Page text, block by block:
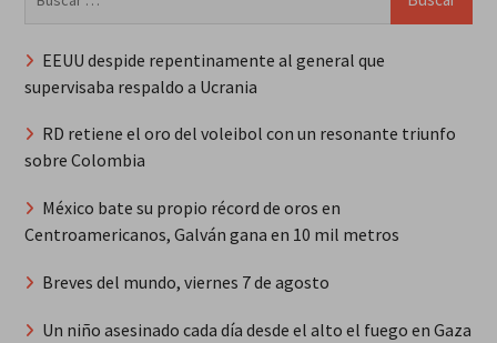
EEUU despide repentinamente al general que
supervisaba respaldo a Ucrania
RD retiene el oro del voleibol con un resonante triunfo
sobre Colombia
México bate su propio récord de oros en
Centroamericanos, Galván gana en 10 mil metros
Breves del mundo, viernes 7 de agosto
Un niño asesinado cada día desde el alto el fuego en Gaza